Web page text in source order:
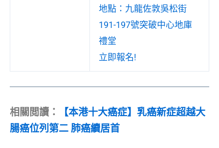
地點：九龍佐敦吳松街
191-197號突破中心地庫
禮堂
立即報名!
相關閲讀：
【本港十大癌症】乳癌新症超越大
腸癌位列第二 肺癌續居首